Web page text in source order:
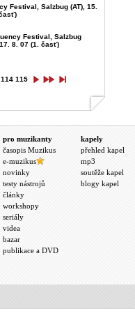
Festival, Salzbug (AT), 15.
Festival, Salzbug
8. 07 (1. časť)
114 115
pro muzikanty
časopis Muzikus
e-muzikus
novinky
testy nástrojů
články
workshopy
seriály
videa
bazar
publikace a DVD
kapely
přehled kapel
mp3
soutěže kapel
blogy kapel